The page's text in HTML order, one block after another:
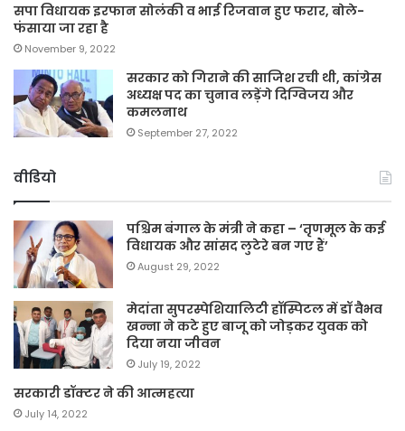
सपा विधायक इरफान सोलंकी व भाई रिजवान हुए फरार, बोले-
फंसाया जा रहा है
November 9, 2022
सरकार को गिराने की साजिश रची थी, कांग्रेस
अध्यक्ष पद का चुनाव लड़ेंगे दिग्विजय और
कमलनाथ
September 27, 2022
वीडियो
पश्चिम बंगाल के मंत्री ने कहा – ‘तृणमूल के कई
विधायक और सांसद लुटेरे बन गए हैं’
August 29, 2022
मेदांता सुपरस्पेशियालिटी हॉस्पिटल में डॉ वैभव
खन्ना ने कटे हुए बाजू को जोड़कर युवक को
दिया नया जीवन
July 19, 2022
सरकारी डॉक्टर ने की आत्महत्या
July 14, 2022